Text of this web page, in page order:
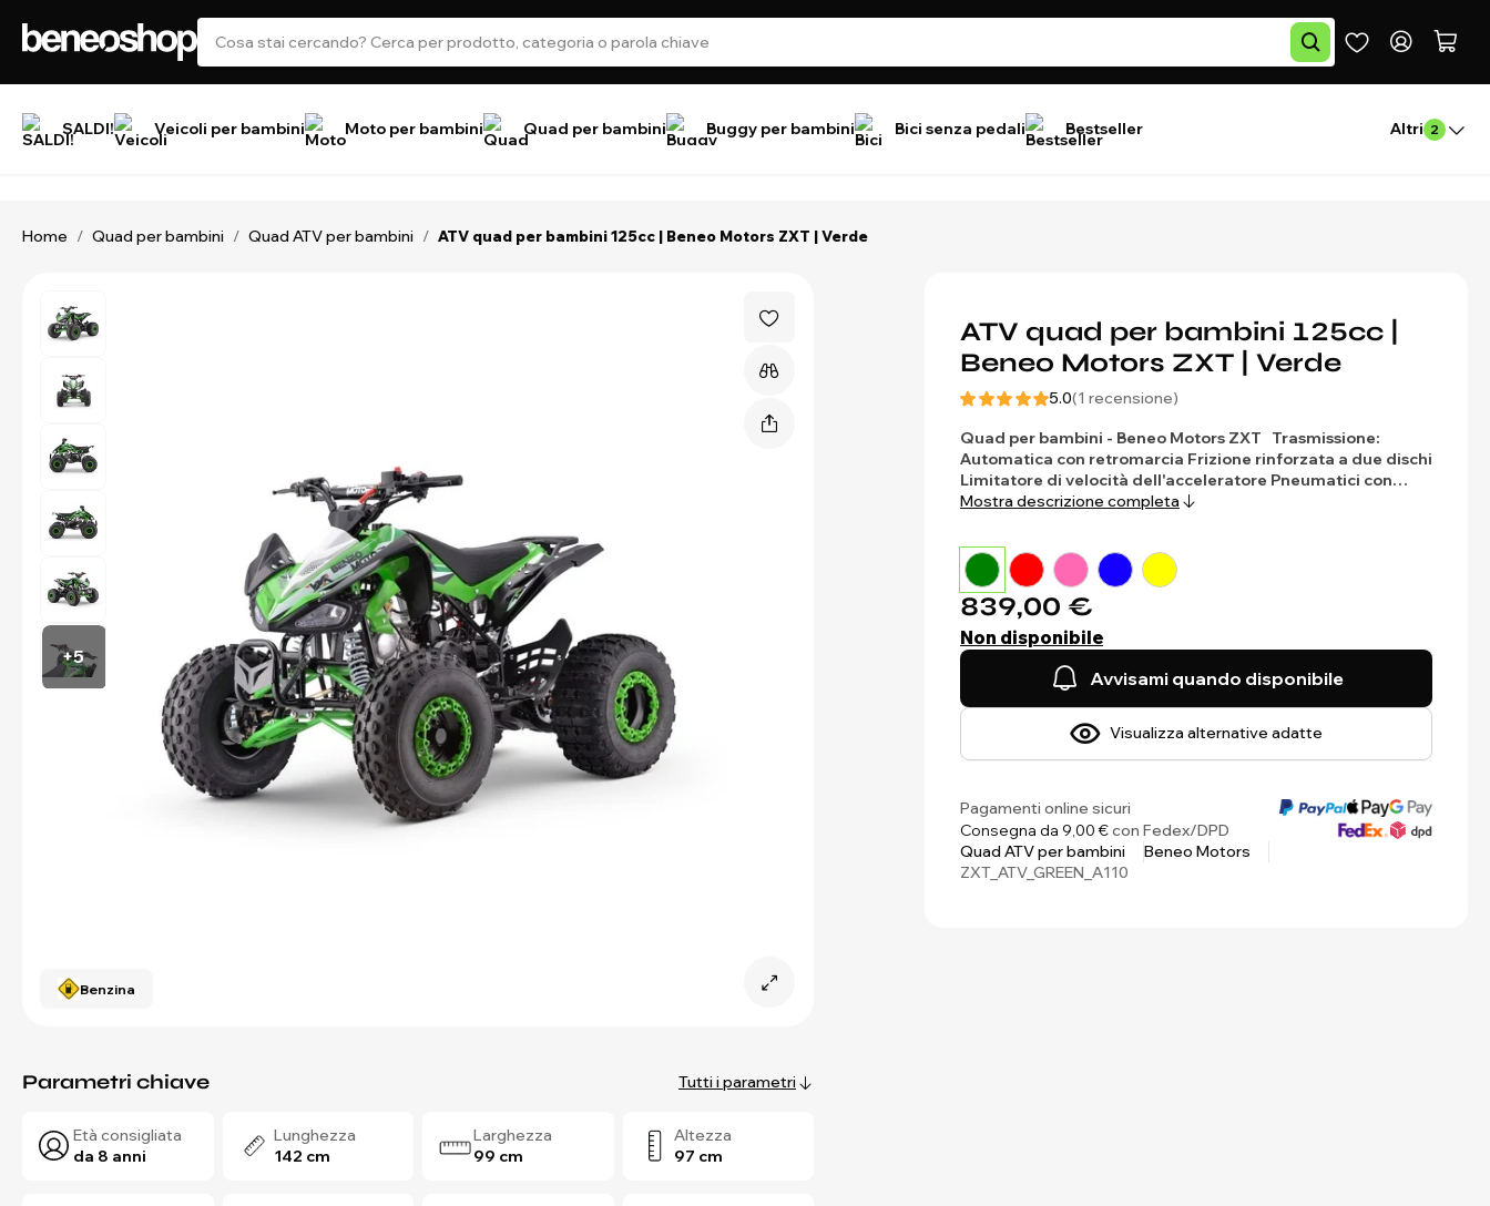
SALDI! Veicoli per bambini Moto per bambini Quad per bambini Buggy per bambini Bici senza pedali Bestseller Altri 2
Home / Quad per bambini / Quad ATV per bambini / ATV quad per bambini 125cc | Beneo Motors ZXT | Verde
Benzina
+5
Parametri chiave Tutti i parametri
Età consigliata
da 8 anni
Lunghezza
142 cm
Larghezza
99 cm
Altezza
97 cm
ATV quad per bambini 125cc |
Beneo Motors ZXT | Verde
5.0(1 recensione)
Quad per bambini - Beneo Motors ZXT
Trasmissione:
Automatica con retromarcia Frizione rinforzata a due dischi
Limitatore di velocità dell'acceleratore Pneumatici con…
Mostra descrizione completa
839,00 €
Non disponibile
Avvisami quando disponibile
Visualizza alternative adatte
Pagamenti online sicuri
Consegna da 9,00 €con Fedex/DPD
Quad ATV per bambini
Beneo Motors
ZXT_ATV_GREEN_A110